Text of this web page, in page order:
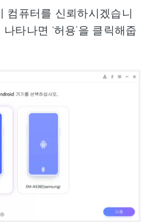
컴퓨터를 신뢰하시겠습니
타나면 ‘허용’을 클릭해줍